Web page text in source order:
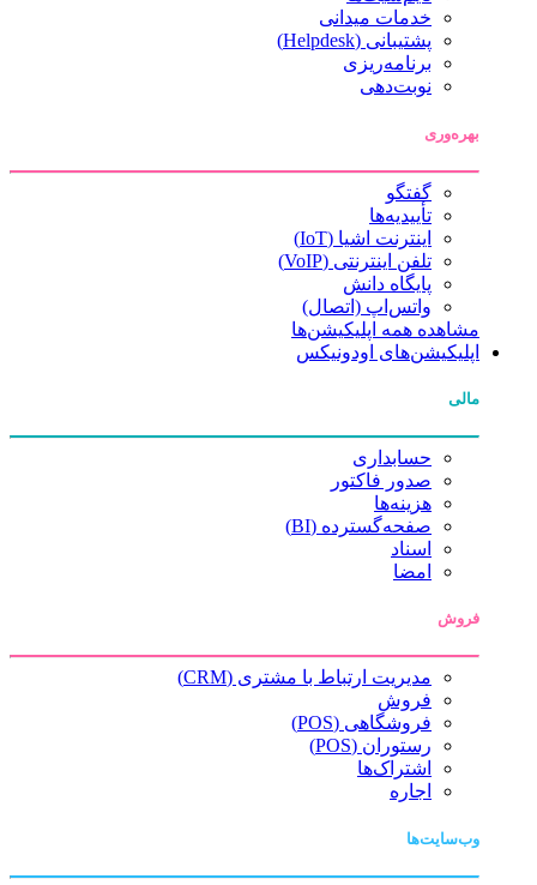
خدمات میدانی
پشتیبانی (Helpdesk)
برنامه‌ریزی
نوبت‌دهی
بهره‌وری
گفتگو
تأییدیه‌ها
اینترنت اشیا (IoT)
تلفن اینترنتی (VoIP)
پایگاه دانش
واتس‌اپ (اتصال)
مشاهده همه اپلیکیشن‌ها
اپلیکیشن‌های اودونیکس
مالی
حسابداری
صدور فاکتور
هزینه‌ها
صفحه‌گسترده (BI)
اسناد
امضا
فروش
مدیریت ارتباط با مشتری (CRM)
فروش
فروشگاهی (POS)
رستوران (POS)
اشتراک‌ها
اجاره
وب‌سایت‌ها